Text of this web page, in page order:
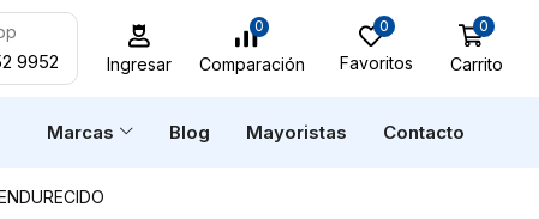
9952 Ingresar
0
Comparación
0
Favoritos
0
Carrito
Marcas Blog Mayoristas Contacto